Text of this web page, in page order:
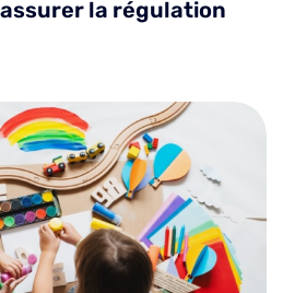
la régulation